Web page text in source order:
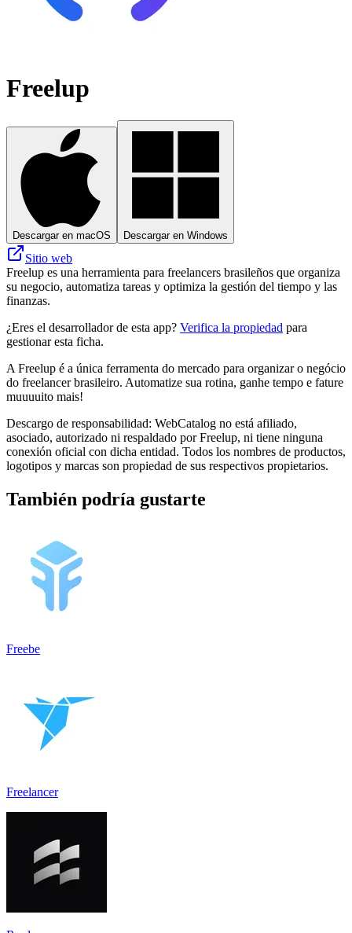
Freelup
Descargar en macOS Descargar en Windows
Sitio web
Freelup es una herramienta para freelancers brasileños que organiza
su negocio, automatiza tareas y optimiza la gestión del tiempo y las
finanzas.
¿Eres el desarrollador de esta app? Verifica la propiedad para
gestionar esta ficha.
A Freelup é a única ferramenta do mercado para organizar o negócio
do freelancer brasileiro. Automatize sua rotina, ganhe tempo e fature
muuuuito mais!
Descargo de responsabilidad: WebCatalog no está afiliado,
asociado, autorizado ni respaldado por Freelup, ni tiene ninguna
conexión oficial con dicha entidad. Todos los nombres de productos,
logotipos y marcas son propiedad de sus respectivos propietarios.
También podría gustarte
Freebe
Freelancer